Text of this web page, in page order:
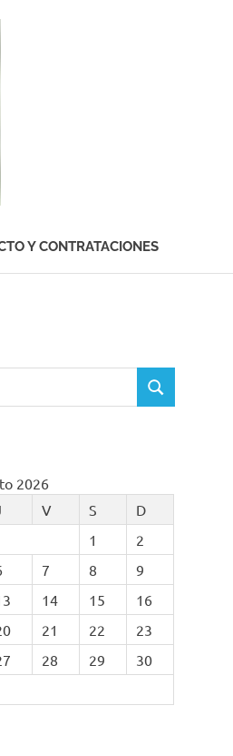
Y CONTRATACIONES
BUSCAR
2026
V S
D
1
2
7 8
9
14 15
16
21 22
23
28 29
30